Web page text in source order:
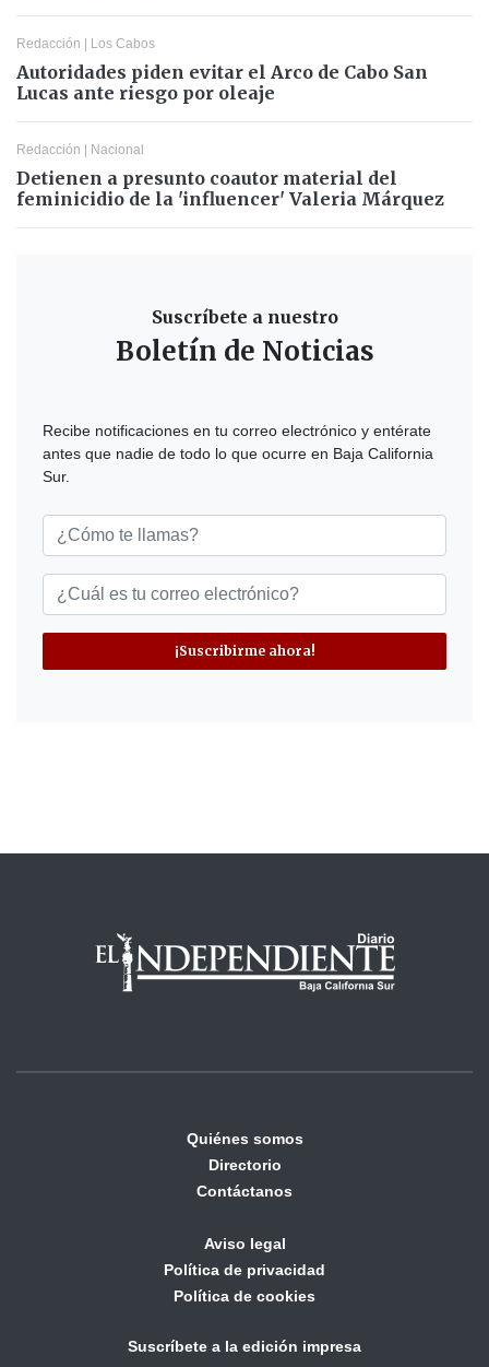
Redacción Los Cabos
Autoridades piden evitar el Arco de Cabo San
Lucas ante riesgo por oleaje
Redacción Nacional
Detienen a presunto coautor material del
feminicidio de la 'influencer' Valeria Márquez
Suscríbete a nuestro
Boletín de Noticias
Recibe notificaciones en tu correo electrónico y entérate
antes que nadie de todo lo que ocurre en Baja California
Sur.
¡Suscribirme ahora!
Quiénes somos
Directorio
Contáctanos
Aviso legal
Política de privacidad
Política de cookies
Suscríbete a la edición impresa